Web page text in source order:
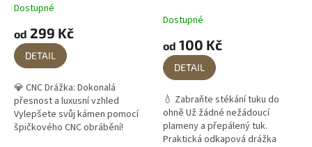
Průměrné
produktu
je
5,0
5
hvězdiček.
Dostupné
od 299 Kč
DETAIL
💎 CNC Drážka: Dokonalá
přesnost a luxusní vzhled
Vylepšete svůj kámen pomocí
špičkového CNC obrábění!
Dostupné
od 100 Kč
DETAIL
💧 Zabraňte stékání tuku do
ohně Už žádné nežádoucí
plameny a přepálený tuk.
Praktická odkapová drážka